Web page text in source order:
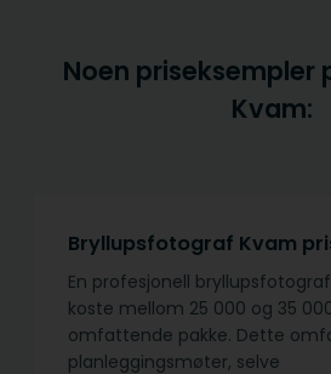
Noen priseksempler
Kvam:
Bryllupsfotograf Kvam
En profesjonell
koste mellom 25 000 og 35
omfattende pakke. Dette
planleggingsmøter, selve